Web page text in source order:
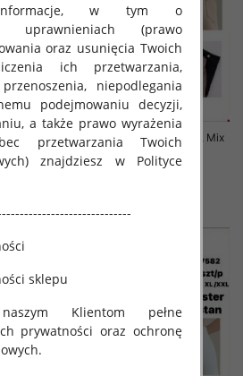
Mix
Szorty damskie Roz S-2XL, Mix
informacje, w tym o
uprawnieniach (prawo
oraz usunięcia Twoich
ich przetwarzania,
niepodlegania
podejmowaniu decyzji,
a także prawo wyrażenia
przetwarzania Twoich
znajdziesz w Polityce
sklepu
Klientom pełne
prywatności oraz ochronę